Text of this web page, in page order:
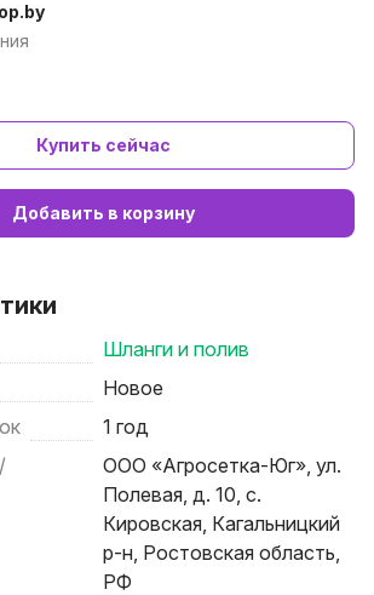
Купить сейчас
Добавить в корзину
Шланги и полив
Новое
1 год
ООО «Агросетка-Юг», ул.
Полевая, д. 10, с.
Кировская, Кагальницкий
р-н, Ростовская область,
РФ